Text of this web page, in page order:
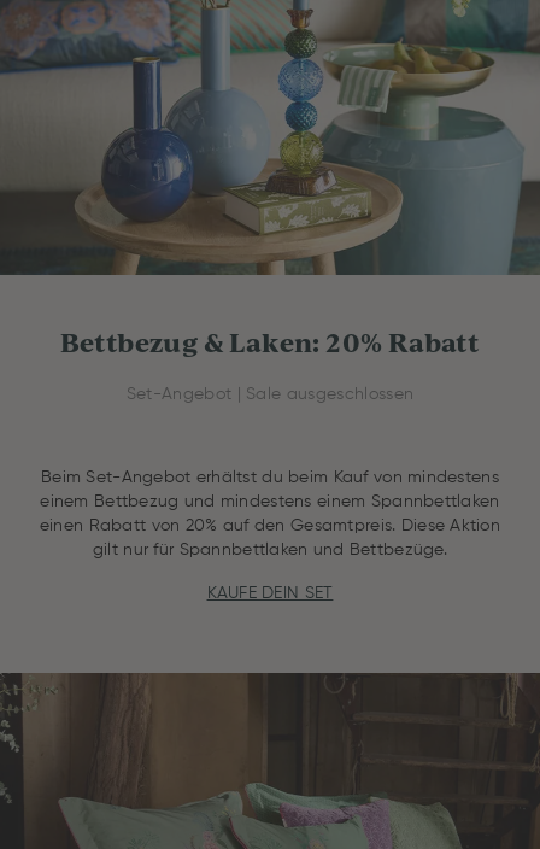
Bettbezug & Laken: 20% Rabatt
Set-Angebot | Sale ausgeschlossen
Beim Set-Angebot erhältst du beim Kauf von mindestens
einem Bettbezug und mindestens einem Spannbettlaken
einen Rabatt von 20% auf den Gesamtpreis. Diese Aktion
gilt nur für Spannbettlaken und Bettbezüge.
KAUFE DEIN SET